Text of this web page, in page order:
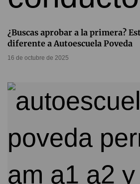
¿Buscas aprobar a la primera?
diferente a Autoescuela Poveda
16 de octubre de 2025